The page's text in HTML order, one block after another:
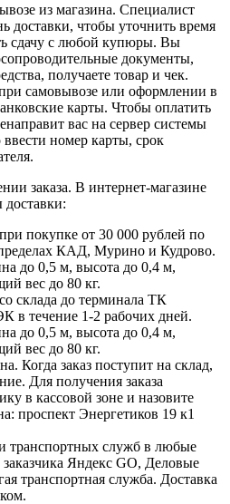
из магазина. Специалист
доставки, чтобы уточнить время
сдачу с любой купюры. Вы
документы,
получаете товар и чек.
самовывозе или оформлении в
карты. Чтобы оплатить
вас на сервер системы
номер карты, срок
заказа. В интернет-магазине
покупке от 30 000 рублей по
КАД, Мурино и Кудрово.
до 0,5 м, высота до 0,4 м,
вес до 80 кг.
склада до терминала ТК
в течение 1-2 рабочих дней.
до 0,5 м, высота до 0,4 м,
вес до 80 кг.
Когда заказ поступит на склад,
Для получения заказа
в кассовой зоне и назовите
проспект Энергетиков 19 к1
транспортных служб в любые
Яндекс GO, Деловые
транспортная служба. Доставка